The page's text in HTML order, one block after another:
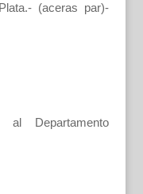
(aceras par)-
al Departamento